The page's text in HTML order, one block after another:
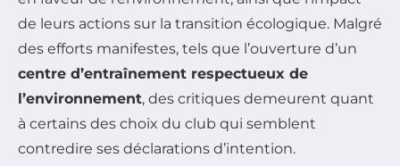
de leurs actions sur la transition écologique. Malgré
des efforts manifestes, tels que l’ouverture d’un
centre d’entraînement respectueux de
l’environnement, des critiques demeurent quant
à certains des choix du club qui semblent
contredire ses déclarations d’intention.